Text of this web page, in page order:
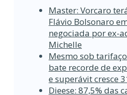
Master: Vorcaro
Flávio Bolsonaro
negociada por ex-
Michelle
Mesmo sob
bate recorde de
e superávit cresce
Dieese: 87,5% das